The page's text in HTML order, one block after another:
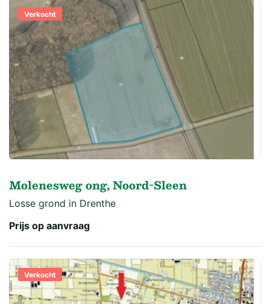
Verkocht
Molenesweg ong, Noord-Sleen
Losse grond in Drenthe
Prijs op aanvraag
Verkocht